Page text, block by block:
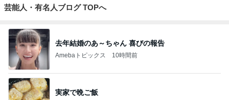
芸能人・有名人ブログ TOPへ
去年結婚のあ～ちゃん 喜びの報告
Amebaトピックス 10時間前
実家で晩ご飯